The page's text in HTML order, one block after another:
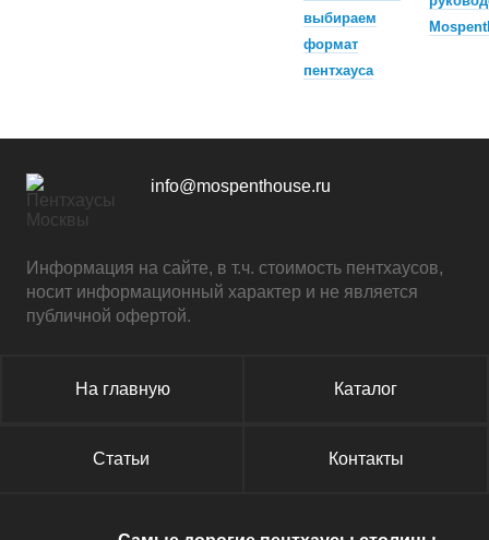
выбираем
формат
пентхауса
info@mospenthouse.ru
Информация на сайте, в т.ч. стоимость пентхаусов,
носит информационный характер и не является
публичной офертой.
На главную Каталог
Статьи Контакты